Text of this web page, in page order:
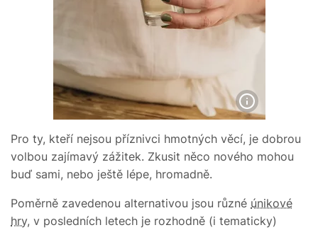
Pro ty, kteří nejsou příznivci hmotných věcí, je dobrou
volbou zajímavý zážitek. Zkusit něco nového mohou
buď sami, nebo ještě lépe, hromadně.
Poměrně zavedenou alternativou jsou různé únikové
hry, v posledních letech je rozhodně (i tematicky)